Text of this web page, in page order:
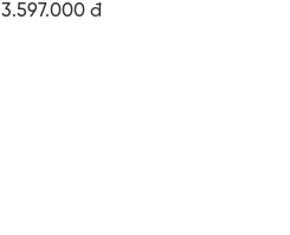
3.597.000 đ